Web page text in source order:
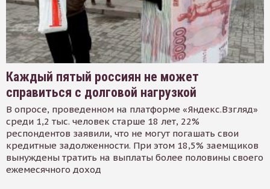
Каждый пятый россиян не может
справиться с долговой нагрузкой
В опросе, проведенном на платформе «Яндекс.Взгляд»
среди 1,2 тыс. человек старше 18 лет, 22%
респондентов заявили, что не могут погашать свои
кредитные задолженности. При этом 18,5% заемщиков
вынуждены тратить на выплаты более половины своего
ежемесячного доход